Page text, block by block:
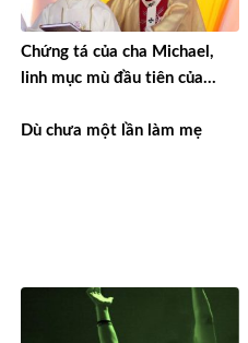
Chứng tá của cha Michael,
linh mục mù đầu tiên của
Dù chưa một lần làm mẹ